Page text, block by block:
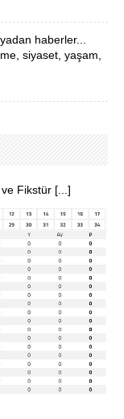
haberler...
siyaset, yaşam,
Fikstür [...]